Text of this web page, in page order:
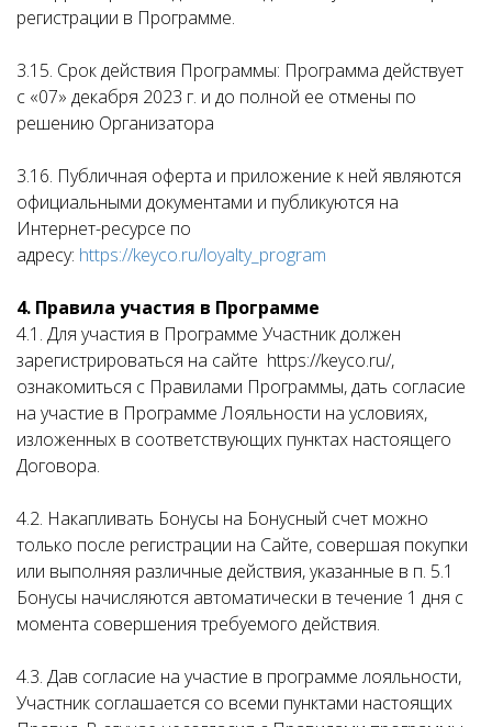
регистрации в Программе.
3.15. Срок действия Программы: Программа действует
с «07» декабря 2023 г. и до полной ее отмены по
решению Организатора
3.16. Публичная оферта и приложение к ней являются
официальными документами и публикуются на
Интернет-ресурсе по
адресу: https://keyco.ru/loyalty_program
4. Правила участия в Программе
4.1. Для участия в Программе Участник должен
зарегистрироваться на сайте https://keyco.ru/,
ознакомиться с Правилами Программы, дать согласие
на участие в Программе Лояльности на условиях,
изложенных в соответствующих пунктах настоящего
Договора.
4.2. Накапливать Бонусы на Бонусный счет можно
только после регистрации на Сайте, совершая покупки
или выполняя различные действия, указанные в п. 5.1
Бонусы начисляются автоматически в течение 1 дня с
момента совершения требуемого действия.
4.3. Дав согласие на участие в программе лояльности,
Участник соглашается со всеми пунктами настоящих